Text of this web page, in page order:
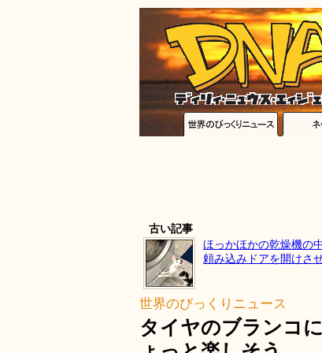
古い記事
ほっかほかの乾燥機の
頼み込みドアを開けさ
世界のびっくりニュース
タイヤのブランコ